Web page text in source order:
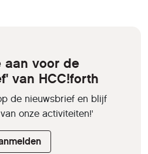
aan voor de
van HCC!forth
de nieuwsbrief en blijf
onze activiteiten!'